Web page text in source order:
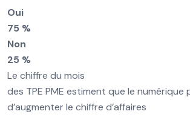
Oui
75 %
Non
25 %
Le chiffre du mois
des TPE PME estiment que le numérique
d’augmenter le chiffre d’affaires